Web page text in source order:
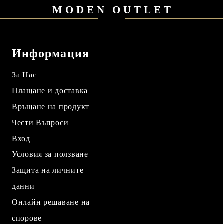
MODEN OUTLET
Информация
За Нас
Плащане и доставка
Връщане на продукт
Чести Въпроси
Вход
Условия за ползване
Защита на личните
данни
Онлайн решаване на
спорове